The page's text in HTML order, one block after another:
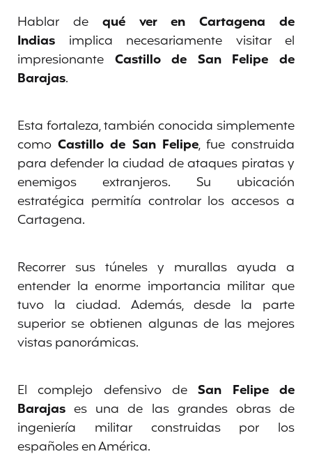
Hablar de qué ver en Cartagena de
Indias implica necesariamente visitar el
impresionante Castillo de San Felipe de
Barajas.
Esta fortaleza, también conocida simplemente
comoCastillo de San Felipe, fue construida
para defender la ciudad de ataques piratas y
enemigos extranjeros. Su ubicación
estratégica permitía controlar los accesos a
Cartagena.
Recorrer sus túneles y murallas ayuda a
entender la enorme importancia militar que
tuvo la ciudad. Además, desde la parte
superior se obtienen algunas de las mejores
vistas panorámicas.
El complejo defensivo deSan Felipe de
Barajas es una de las grandes obras de
ingeniería militar construidas por los
españoles en América.